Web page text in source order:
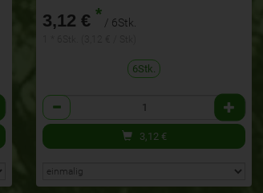
3,12 € * / 6Stk.
6Stk.
Anzahl
3,12 €